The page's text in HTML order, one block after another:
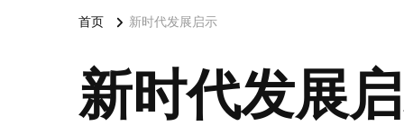
首页 新时代发展启示
新时代发展